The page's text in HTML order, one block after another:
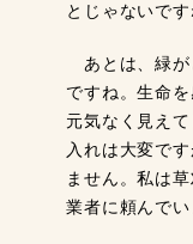
とじゃないです
あとは、緑が
ですね。生命
元気なく見え
入れは大変で
ません。私は
業者に頼んでい